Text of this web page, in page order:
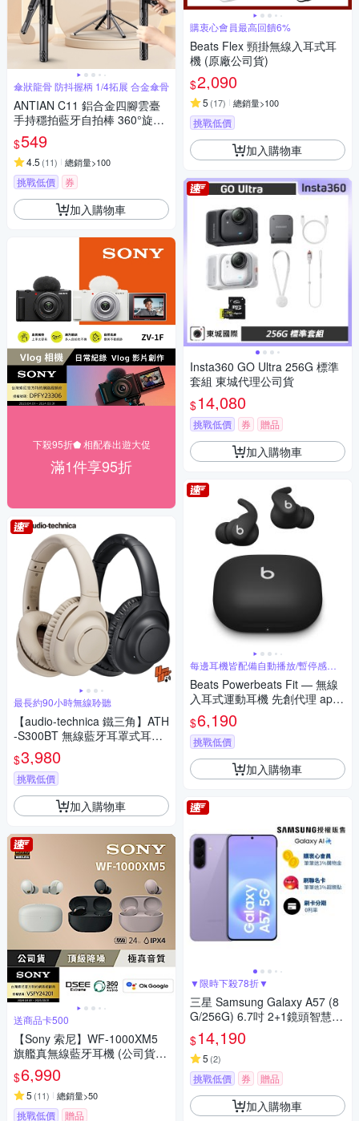
傘狀龍骨 防抖握柄 1/4拓展 合金傘骨
ANTIAN C11 鋁合金四腳雲臺
手持穩拍藍牙自拍棒 360°旋轉
直播攝影四腳架 折疊收納旅行
自拍棒 185cm
$549
4.5 (11) 總銷量>100
挑戰低價 券
加入購物車
下殺95折⬟ 相配春出遊大促
滿1件享95折
最長約90小時無線聆聽
【audio-technica 鐵三角】ATH
-S300BT 無線藍牙耳罩式耳機
2色 可選
$3,980
挑戰低價
加入購物車
送商品卡500
【Sony 索尼】WF-1000XM5
旗艦真無線藍牙耳機 (公司貨
保固12+6個月)
$6,990
5 (11) 總銷量>50
挑戰低價 贈品
購衷心會員最高回饋6%
Beats Flex 頸掛無線入耳式耳
機 (原廠公司貨)
$2,090
5 (17) 總銷量>100
挑戰低價
加入購物車
Insta360 GO Ultra 256G 標準
套組 東城代理公司貨
$14,080
挑戰低價 券 贈品
加入購物車
每邊耳機皆配備自動播放/暫停感測
器
Beats Powerbeats Fit — 無線
入耳式運動耳機 先創代理 appl
e保固
$6,190
挑戰低價
加入購物車
▼限時下殺78折▼
三星 Samsung Galaxy A57 (8
G/256G) 6.7吋 2+1鏡頭智慧手
機
$14,190
5 (2)
挑戰低價 券 贈品
加入購物車